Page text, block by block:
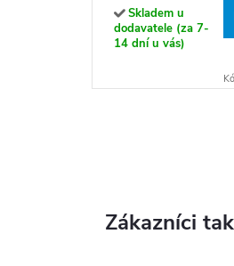
Skladem u
dodavatele (za 7-
14 dní u vás)
Zákazníci